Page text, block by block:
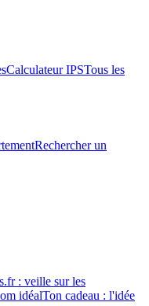
Calculateur IPSTous les
Rechercher un
: veille sur les
idéalTon cadeau : l'idée